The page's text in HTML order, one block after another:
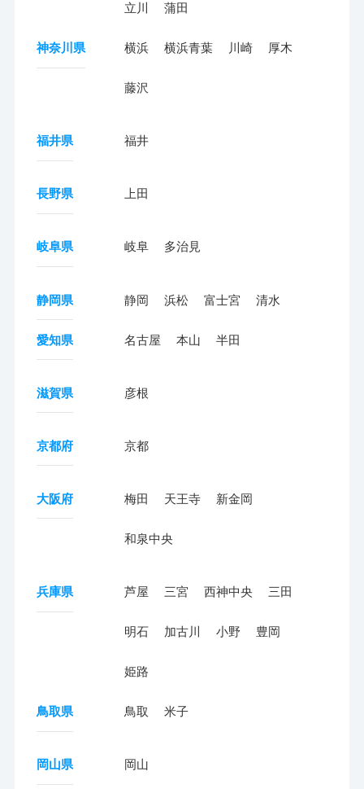
立川 蒲田
神奈川県 横浜 横浜青葉 川崎 厚木
藤沢
福井県 福井
長野県 上田
岐阜県 岐阜 多治見
静岡県 静岡 浜松 富士宮 清水
愛知県 名古屋 本山 半田
滋賀県 彦根
京都府 京都
大阪府 梅田 天王寺 新金岡
和泉中央
兵庫県 芦屋 三宮 西神中央 三田
明石 加古川 小野 豊岡
姫路
鳥取県 鳥取 米子
岡山県 岡山